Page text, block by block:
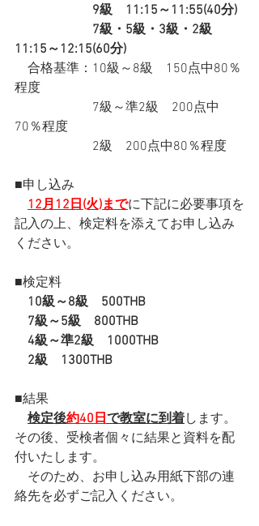
9級　11:15～11:55(40分)
7級・5級・3級・2級
11:15～12:15(60分)
合格基準：10級～8級　150点中80％
程度
7級～準2級　200点中
70％程度
2級　200点中80％程度
■申し込み
12月12日(火)までに下記に必要事項を
記入の上、検定料を添えてお申し込み
ください。
■検定料
10級～8級　500THB
7級～5級　800THB
4級～準2級　1000THB
2級　1300THB
■結果
検定後約40日で教室に到着します。
その後、受検者個々に結果と資料を配
付いたします。
そのため、お申し込み用紙下部の連
絡先を必ずご記入ください。